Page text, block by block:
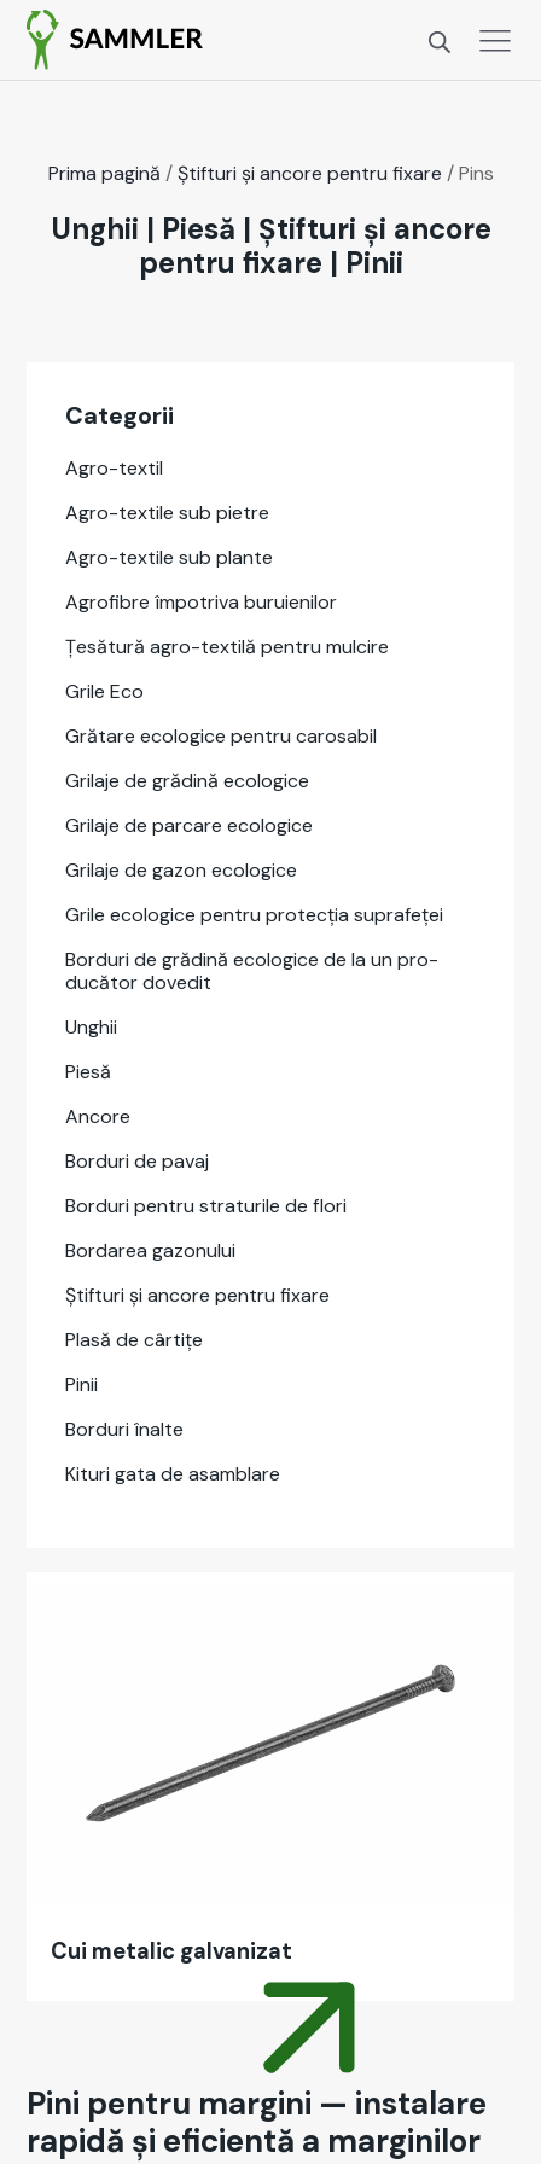
Pri­ma pag­ină /Știf­turi și ancore pen­tru fixare / Pins
Unghii | Piesă | Știfturi și ancore
pentru fixare | Pinii
Cat­e­gorii
Agro-tex­til
Agro-tex­tile sub pietre
Agro-tex­tile sub plante
Agrofi­bre împotri­va buruie­nilor
Țesă­tură agro-tex­tilă pen­tru mul­cire
Grile Eco
Grătare eco­log­ice pen­tru caros­abil
Gri­la­je de grăd­ină eco­log­ice
Gri­la­je de par­care eco­log­ice
Gri­la­je de gazon eco­log­ice
Grile eco­log­ice pen­tru pro­tecția suprafeței
Bor­duri de grăd­ină eco­log­ice de la un pro­
ducă­tor doved­it
Unghii
Piesă
Ancore
Bor­duri de pavaj
Bor­duri pen­tru stra­turile de flori
Bor­darea gazonu­lui
Știf­turi și ancore pen­tru fixare
Plasă de câr­tițe
Pinii
Bor­duri înalte
Kituri gata de asam­blare
Cui met­al­ic gal­va­nizat
Pini pentru margini — instalare
rapidă și eficientă a marginilor